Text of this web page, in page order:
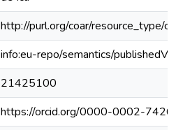
http://purl.org/coar/resource_type/
info:eu-repo/semantics/
21425100
https://orcid.org/0000-0002-